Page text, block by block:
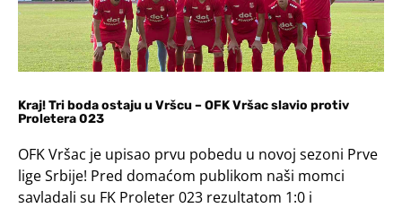
Kraj! Tri boda ostaju u Vršcu – OFK Vršac slavio protiv
Proletera 023
OFK Vršac je upisao prvu pobedu u novoj sezoni Prve
lige Srbije! Pred domaćom publikom naši momci
savladali su FK Proleter 023 rezultatom 1:0 i